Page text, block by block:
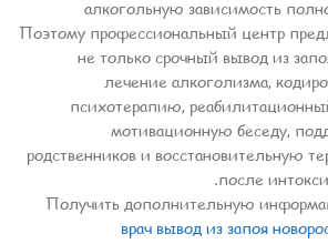
алкогольную зависимость
Поэтому профессиональный центр
не только срочный вывод из
лечение алкоголизма,
психотерапию,
мотивационную беседу,
родственников и восстановительную
после
Получить дополнительную
врач вывод из запоя